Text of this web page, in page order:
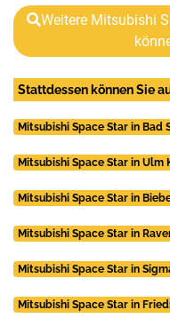
Weitere Mitsubishi
Stattdessen können Sie
Mitsubishi Space Star in Bad
Mitsubishi Space Star in Ulm
Mitsubishi Space Star in
Mitsubishi Space Star in
Mitsubishi Space Star in
Mitsubishi Space Star in